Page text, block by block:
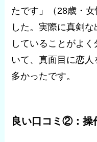
たです」（28歳・
した。実際に真剣
していることがよ
いて、真面目に恋
多かったです。
良い口コミ②：操